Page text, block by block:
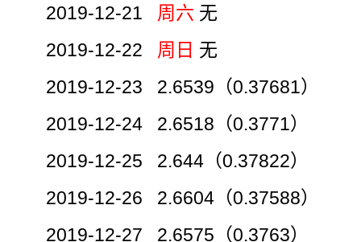
2019-12-21 周六 无
2019-12-22 周日 无
2019-12-23 2.6539（0.37681）
2019-12-24 2.6518（0.3771）
2019-12-25 2.644（0.37822）
2019-12-26 2.6604（0.37588）
2019-12-27 2.6575（0.3763）